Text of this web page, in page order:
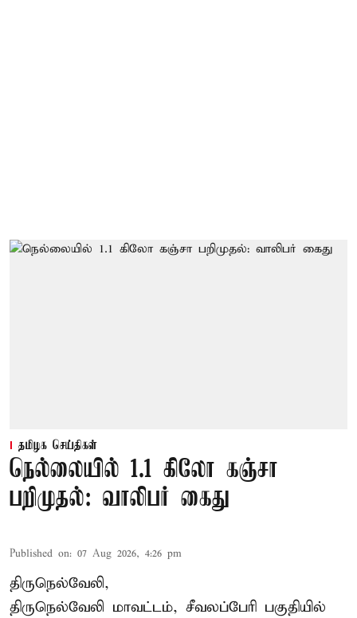
தமிழக செய்திகள்
நெல்லையில் 1.1 கிலோ கஞ்சா
பறிமுதல்: வாலிபர் கைது
Published on: 07 Aug 2026, 4:26 pm
திருநெல்வேலி,
திருநெல்வேலி மாவட்டம், சீவலப்பேரி பகுதியில்